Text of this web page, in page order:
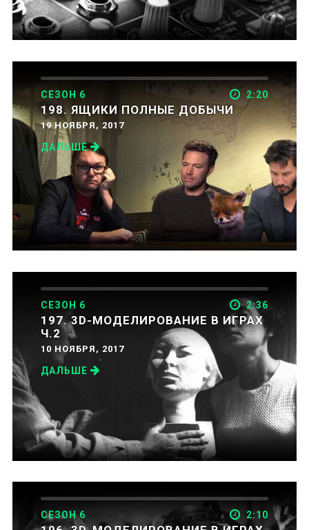
СЕЗОН 6 2:20
198. ЯЩИКИ ПОЛНЫЕ ДОБЫЧИ
19 НОЯБРЯ, 2017
ДАЛЬШЕ
СЕЗОН 6 2:36
197. 3D-МОДЕЛИРОВАНИЕ В ИГРАХ
Ч.2
10 НОЯБРЯ, 2017
ДАЛЬШЕ
СЕЗОН 6 2:10